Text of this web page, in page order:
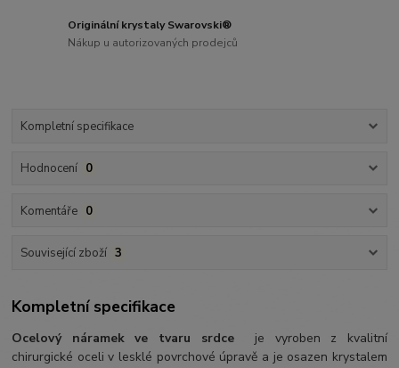
Originální krystaly Swarovski®
Nákup u autorizovaných prodejců
Kompletní specifikace
Hodnocení 0
Komentáře 0
Související zboží 3
Kompletní specifikace
Ocelový náramekve tvaru srdceje vyroben z kvalitní
chirurgické oceli v lesklé povrchové úpravě a je osazen krystalem